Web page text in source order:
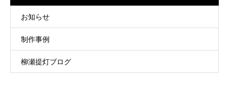
お知らせ
制作事例
柳瀬提灯ブログ